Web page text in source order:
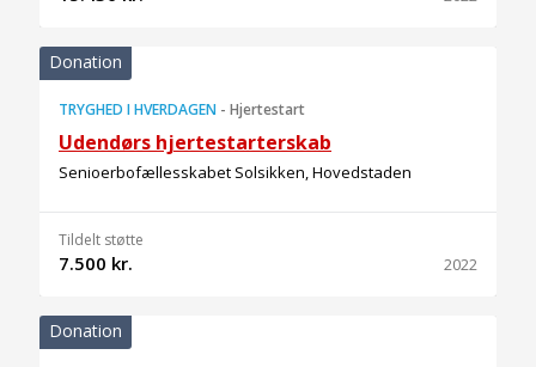
Donation
TRYGHED I HVERDAGEN - Hjertestart
Udendørs hjertestarterskab
Senioerbofællesskabet Solsikken, Hovedstaden
Tildelt støtte
7.500 kr. 2022
Donation